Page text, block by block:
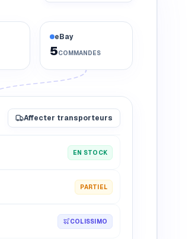
eBay
5COMMANDES
Affecter transporteurs
EN STOCK
PARTIEL
COLISSIMO